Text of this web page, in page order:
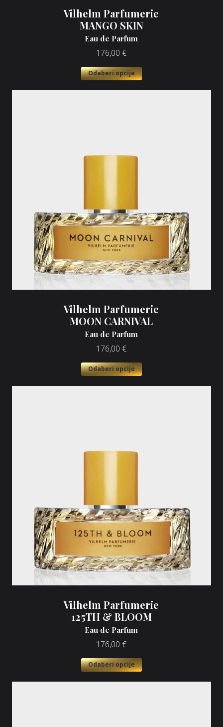
Vilhelm Parfumerie
MANGO SKIN
Eau de Parfum
176,00 €
Odaberi opcije
Vilhelm Parfumerie
MOON CARNIVAL
Eau de Parfum
176,00 €
Odaberi opcije
Vilhelm Parfumerie
125TH & BLOOM
Eau de Parfum
176,00 €
Odaberi opcije